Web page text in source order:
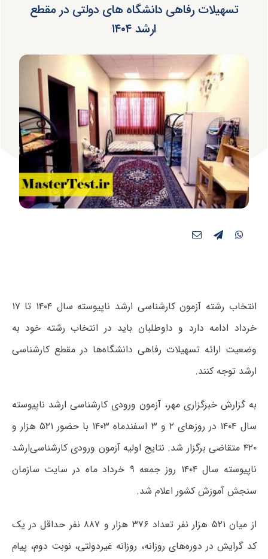
تسهیلات رفاهی دانشگاه های دولتی در مقطع
ارشد ۱۴۰۴
انتخاب رشته آزمون کارشناسی ارشد ناپیوسته سال ۱۴۰۴ تا ۱۷
خرداد ادامه دارد و داوطلبان باید در انتخاب رشته خود به
وضعیت ارائه تسهیلات رفاهی دانشگاه‌ها در مقطع کارشناسی
ارشد توجه کنند.
به گزارش خبرگزاری مهر، آزمون ورودی کارشناسی ارشد ناپیوسته
سال ۱۴۰۴ در روزهای ۲ و ۳ اسفندماه ۱۴۰۳ با حضور ۵۲۱ هزار و
۴۲۰ متقاضی برگزار شد. نتایج اولیه آزمون ورودی کارشناسی‌ارشد
ناپیوسته سال ۱۴۰۴ روز جمعه ۹ خرداد ماه در سایت سازمان
سنجش آموزش کشور اعلام شد.
از میان ۵۲۱ هزار نفر تعداد ۳۷۶ هزار و ۸۸۷ نفر حداقل در یک
کد گرایش در دوره‌های روزانه، روزانه غیردولتی، نوبت دوم، پیام